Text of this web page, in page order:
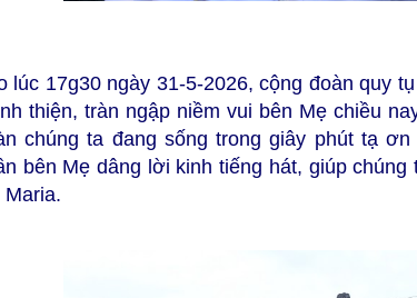
lúc 17g30 ngày 31-5-2026, cộng đoàn quy
thiện, tràn ngập niềm vui bên Mẹ chiều
chúng ta đang sống trong giây phút tạ
bên Mẹ dâng lời kinh tiếng hát, giúp
Maria.